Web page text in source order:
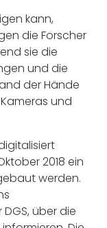
kann,
die Forscher
sie die
und die
der Hände
und
2018 ein
werden.
über die